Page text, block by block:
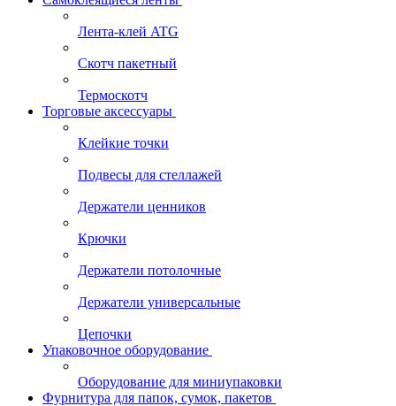
Лента-клей ATG
Скотч пакетный
Термоскотч
Торговые аксессуары
Клейкие точки
Подвесы для стеллажей
Держатели ценников
Крючки
Держатели потолочные
Держатели универсальные
Цепочки
Упаковочное оборудование
Оборудование для миниупаковки
Фурнитура для папок, сумок, пакетов